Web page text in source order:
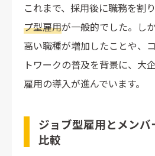
3.評価制度の決定
4.職務価値に応じた等級分類
ジョブ型雇用を導入するポイント
2.経営層主導で導入を推進する
3.公平性と透明性を確保した評価基準
これまで、採用後に職務を割
プ型雇用が一般的でした。し
高い職種が増加したことや、
トワークの普及を背景に、大
雇用の導入が進んでいます。
ジョブ型雇用とメン
比較